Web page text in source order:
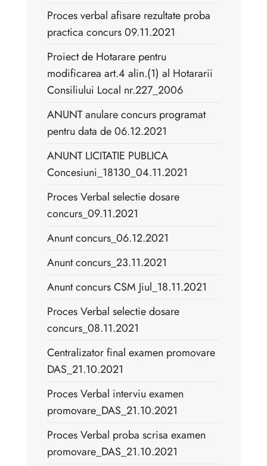
Proces verbal afisare rezultate proba
practica concurs 09.11.2021
Proiect de Hotarare pentru
modificarea art.4 alin.(1) al Hotararii
Consiliului Local nr.227_2006
ANUNT anulare concurs programat
pentru data de 06.12.2021
ANUNT LICITATIE PUBLICA
Concesiuni_18130_04.11.2021
Proces Verbal selectie dosare
concurs_09.11.2021
Anunt concurs_06.12.2021
Anunt concurs_23.11.2021
Anunt concurs CSM Jiul_18.11.2021
Proces Verbal selectie dosare
concurs_08.11.2021
Centralizator final examen promovare
DAS_21.10.2021
Proces Verbal interviu examen
promovare_DAS_21.10.2021
Proces Verbal proba scrisa examen
promovare_DAS_21.10.2021